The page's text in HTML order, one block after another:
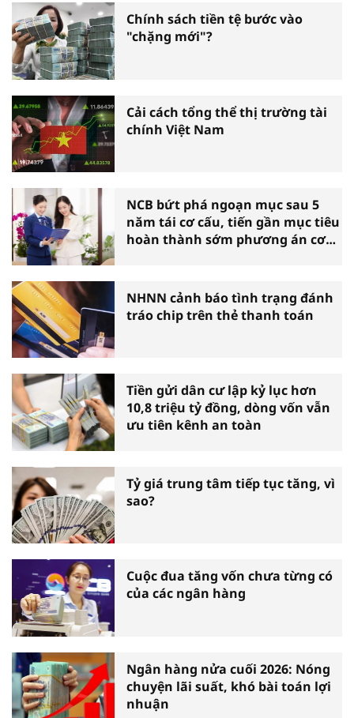
Chính sách tiền tệ bước vào
"chặng mới"?
Cải cách tổng thể thị trường tài
chính Việt Nam
NCB bứt phá ngoạn mục sau 5
năm tái cơ cấu, tiến gần mục tiêu
hoàn thành sớm phương án cơ
NHNN cảnh báo tình trạng đánh
tráo chip trên thẻ thanh toán
Tiền gửi dân cư lập kỷ lục hơn
10,8 triệu tỷ đồng, dòng vốn vẫn
ưu tiên kênh an toàn
Tỷ giá trung tâm tiếp tục tăng, vì
sao?
Cuộc đua tăng vốn chưa từng có
của các ngân hàng
Ngân hàng nửa cuối 2026: Nóng
chuyện lãi suất, khó bài toán lợi
nhuận